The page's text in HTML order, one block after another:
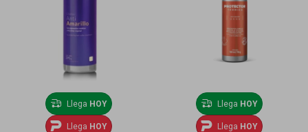
Llega HOY
Llega HOY
Llega HOY
Llega HOY